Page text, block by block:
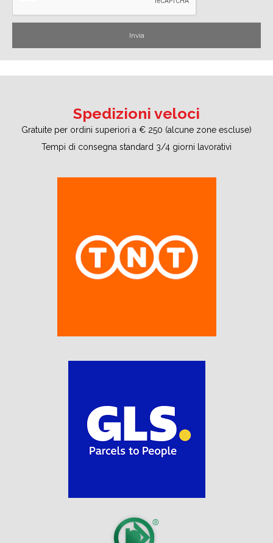
Spedizioni veloci
Gratuite per ordini superiori a € 250 (alcune zone escluse)
Tempi di consegna standard 3/4 giorni lavorativi